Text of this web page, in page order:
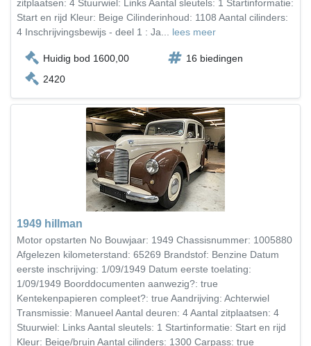
zitplaatsen: 4 Stuurwiel: Links Aantal sleutels: 1 Startinformatie:
Start en rijd Kleur: Beige Cilinderinhoud: 1108 Aantal cilinders:
4 Inschrijvingsbewijs - deel 1 : Ja... lees meer
Huidig bod 1600,00
16 biedingen
2420
1949 hillman
Motor opstarten No Bouwjaar: 1949 Chassisnummer: 1005880
Afgelezen kilometerstand: 65269 Brandstof: Benzine Datum
eerste inschrijving: 1/09/1949 Datum eerste toelating:
1/09/1949 Boorddocumenten aanwezig?: true
Kentekenpapieren compleet?: true Aandrijving: Achterwiel
Transmissie: Manueel Aantal deuren: 4 Aantal zitplaatsen: 4
Stuurwiel: Links Aantal sleutels: 1 Startinformatie: Start en rijd
Kleur: Beige/bruin Aantal cilinders: 1300 Carpass: true